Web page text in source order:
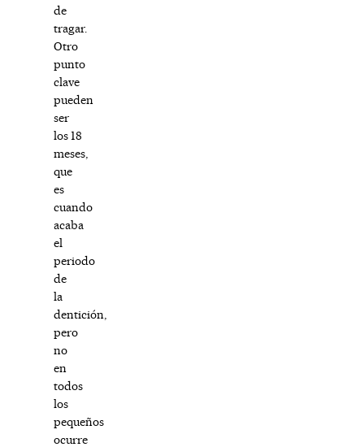
de
tragar.
Otro
punto
clave
pueden
ser
los 18
meses,
que
es
cuando
acaba
el
periodo
de
la
dentición,
pero
no
en
todos
los
pequeños
ocurre